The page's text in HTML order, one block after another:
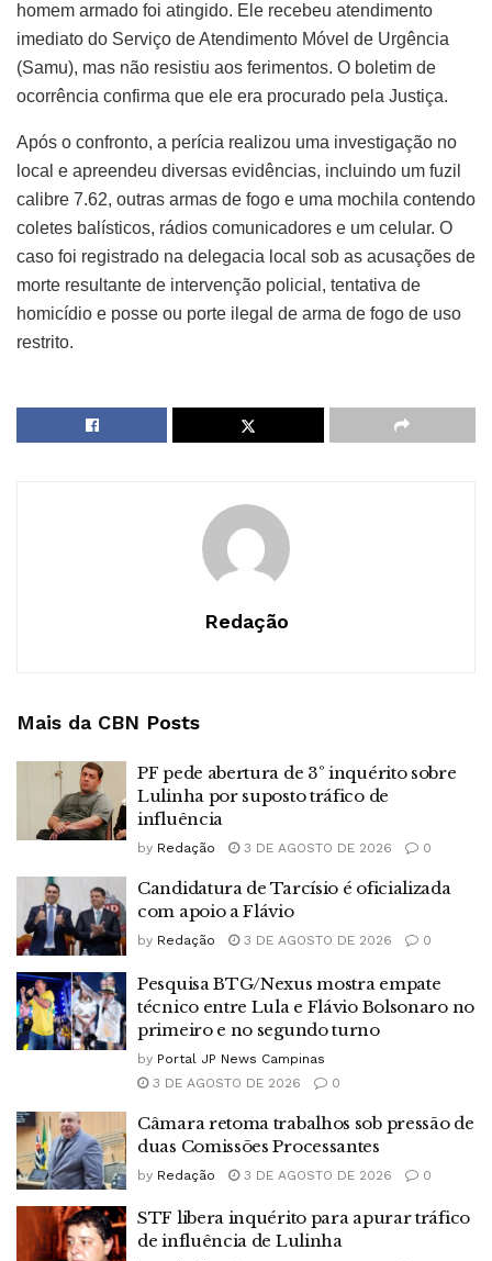
homem armado foi atingido. Ele recebeu atendimento
imediato do Serviço de Atendimento Móvel de Urgência
(Samu), mas não resistiu aos ferimentos. O boletim de
ocorrência confirma que ele era procurado pela Justiça.
Após o confronto, a perícia realizou uma investigação no
local e apreendeu diversas evidências, incluindo um fuzil
calibre 7.62, outras armas de fogo e uma mochila contendo
coletes balísticos, rádios comunicadores e um celular. O
caso foi registrado na delegacia local sob as acusações de
morte resultante de intervenção policial, tentativa de
homicídio e posse ou porte ilegal de arma de fogo de uso
restrito.
Redação
Mais da CBN Posts
PF pede abertura de 3º inquérito sobre
Lulinha por suposto tráfico de
influência
by Redação 3 DE AGOSTO DE 2026 0
Candidatura de Tarcísio é oficializada
com apoio a Flávio
by Redação 3 DE AGOSTO DE 2026 0
Pesquisa BTG/Nexus mostra empate
técnico entre Lula e Flávio Bolsonaro no
primeiro e no segundo turno
by Portal JP News Campinas
3 DE AGOSTO DE 2026
0
Câmara retoma trabalhos sob pressão de
duas Comissões Processantes
by Redação 3 DE AGOSTO DE 2026 0
STF libera inquérito para apurar tráfico
de influência de Lulinha